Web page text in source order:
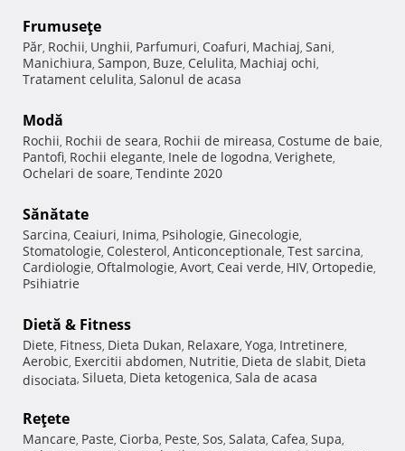
Frumuseţe
Păr, Rochii, Unghii, Parfumuri, Coafuri, Machiaj, Sani,
Manichiura, Sampon, Buze, Celulita, Machiaj ochi,
Tratament celulita, Salonul de acasa
Modă
Rochii, Rochii de seara, Rochii de mireasa, Costume de baie,
Pantofi, Rochii elegante, Inele de logodna, Verighete,
Ochelari de soare, Tendinte 2020
Sănătate
Sarcina, Ceaiuri, Inima, Psihologie, Ginecologie,
Stomatologie, Colesterol, Anticonceptionale, Test sarcina,
Cardiologie, Oftalmologie, Avort, Ceai verde, HIV, Ortopedie,
Psihiatrie
Dietă & Fitness
Diete, Fitness, Dieta Dukan, Relaxare, Yoga, Intretinere,
Aerobic, Exercitii abdomen, Nutritie, Dieta de slabit, Dieta
disociata, Silueta, Dieta ketogenica, Sala de acasa
Reţete
Mancare, Paste, Ciorba, Peste, Sos, Salata, Cafea, Supa,